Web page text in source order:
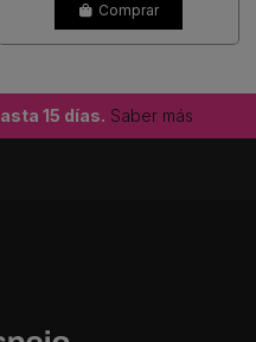
Comprar
15 días. Saber más